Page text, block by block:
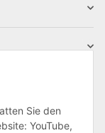
Sie den
YouTube,